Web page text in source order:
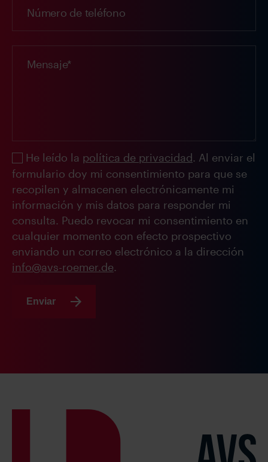
He leído la política de privacidad. Al enviar el
formulario doy mi consentimiento para que se
recopilen y almacenen electrónicamente mi
información y mis datos para responder mi
consulta. Puedo revocar mi consentimiento en
cualquier momento con efecto prospectivo
enviando un correo electrónico a la dirección
info@avs-roemer.de.
Enviar